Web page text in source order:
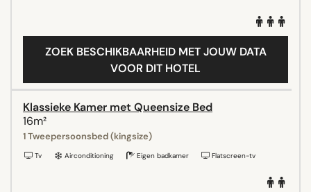
ZOEK BESCHIKBAARHEID MET JOUW DATA
VOOR DIT HOTEL
Klassieke Kamer met Queensize Bed
16m²
1 Tweepersoonsbed (kingsize)
Tv Airconditioning Eigen badkamer Flatscreen-tv